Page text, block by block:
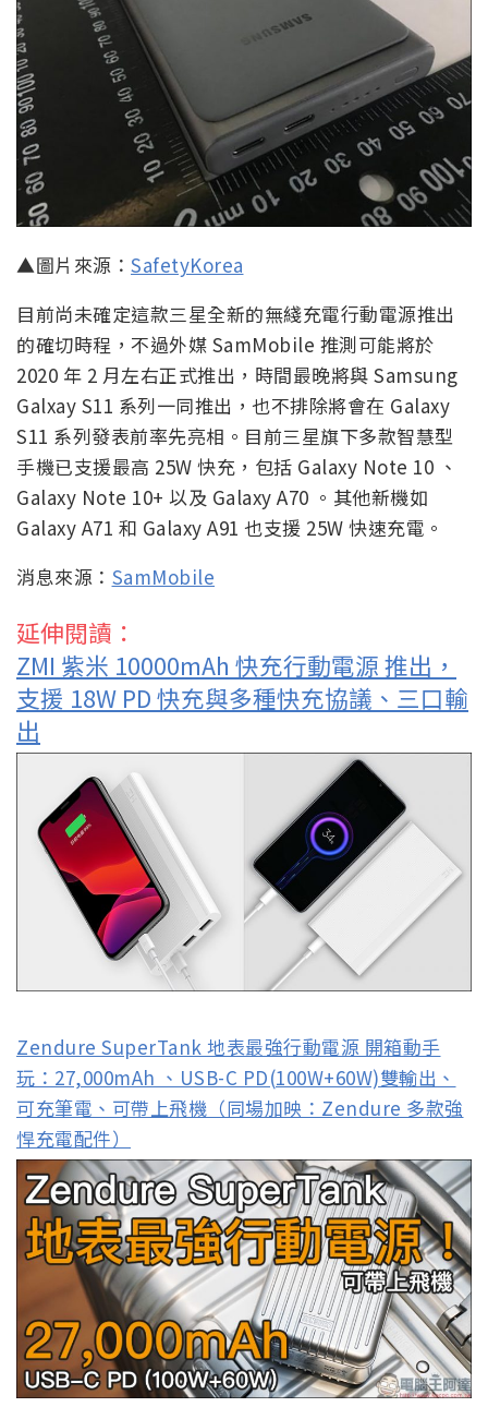
▲圖片來源： SafetyKorea
目前尚未確定這款三星全新的無綫充電行動電源推出
的確切時程，不過外媒 SamMobile 推測可能將於
2020 年 2 月左右正式推出，時間最晚將與 Samsung
Galxay S11 系列一同推出，也不排除將會在 Galaxy
S11 系列發表前率先亮相。目前三星旗下多款智慧型
手機已支援最高 25W 快充，包括 Galaxy Note 10 、
Galaxy Note 10+ 以及 Galaxy A70 。其他新機如
Galaxy A71 和 Galaxy A91 也支援 25W 快速充電。
消息來源： SamMobile
延伸閱讀：
ZMI 紫米 10000mAh 快充行動電源 推出，
支援 18W PD 快充與多種快充協議、三口輸
出
Zendure SuperTank 地表最強行動電源 開箱動手
玩：27,000mAh 、USB-C PD(100W+60W)雙輸出、
可充筆電、可帶上飛機（同場加映：Zendure 多款強
悍充電配件）